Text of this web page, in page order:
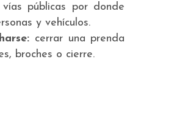
vías públicas por donde
y vehículos.
cerrar una prenda
broches o cierre.